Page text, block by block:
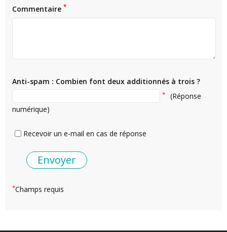
Commentaire *
Anti-spam : Combien font deux additionnés à trois ?
*
(Réponse
numérique)
Recevoir un e-mail en cas de réponse
*Champs requis